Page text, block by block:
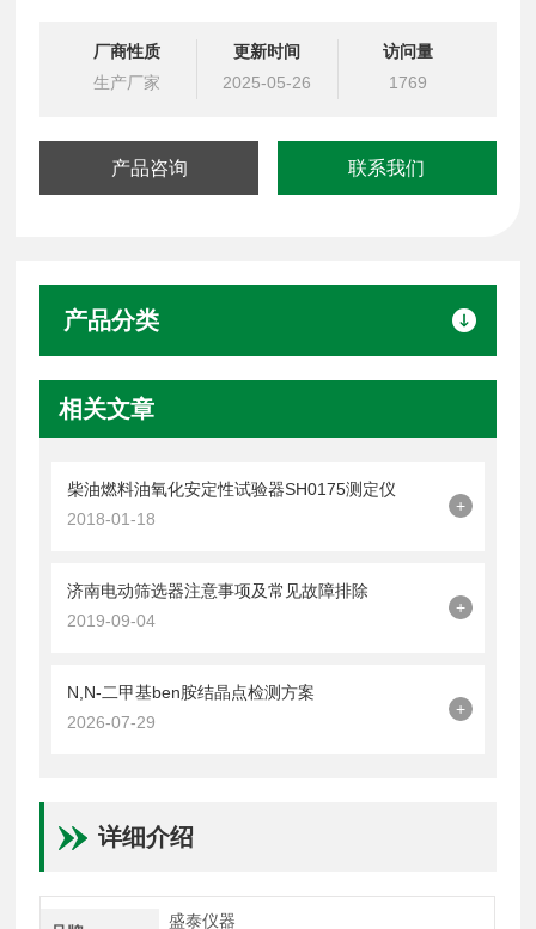
厂商性质
生产厂家
更新时间
2025-05-26
访问量
1769
产品咨询 联系我们
产品分类
相关文章
柴油燃料油氧化安定性试验器SH0175测定仪
2018-01-18
+
济南电动筛选器注意事项及常见故障排除
2019-09-04
+
N,N-二甲基ben胺结晶点检测方案
2026-07-29
+
详细介绍
盛泰仪器